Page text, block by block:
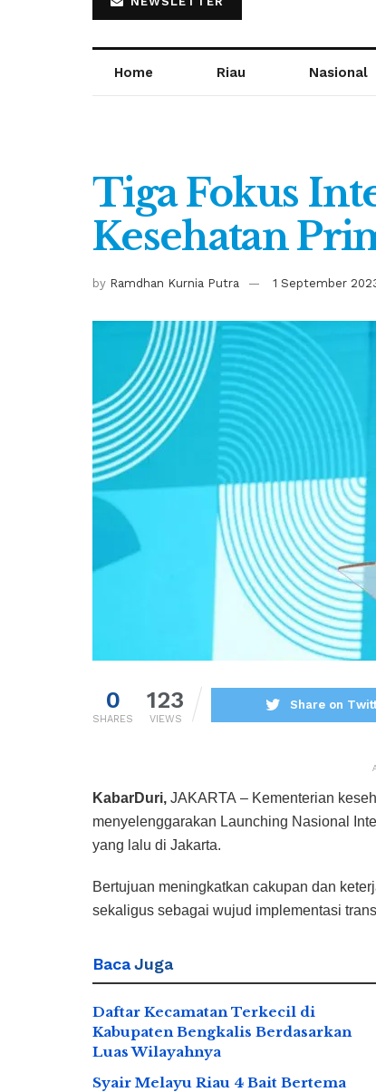
Home Riau Nasional
Tiga Fokus
Kesehatan
by Ramdhan Kurnia Putra 1 September
0
SHARES
123
VIEWS
Share on
KabarDuri, JAKARTA – Kementerian
menyelenggarakan Launching Nasional
yang lalu di Jakarta.
Bertujuan meningkatkan cakupan dan
sekaligus sebagai wujud implementasi
BacaJuga
Daftar Kecamatan Terkecil di
Kabupaten Bengkalis Berdasarkan
Luas Wilayahnya
Syair Melayu Riau 4 Bait Bertema